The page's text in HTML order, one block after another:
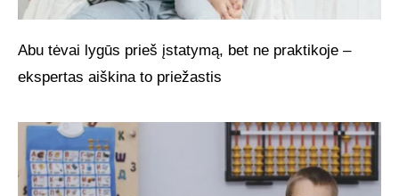
Abu tėvai lygūs prieš įstatymą, bet ne praktikoje –
ekspertas aiškina to priežastis